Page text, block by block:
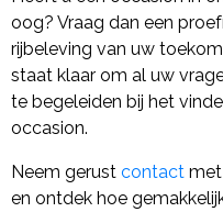
oog? Vraag dan een
rijbeleving van uw
staat klaar om al uw
te begeleiden bij het
occasion.
Neem gerust contact
en ontdek hoe